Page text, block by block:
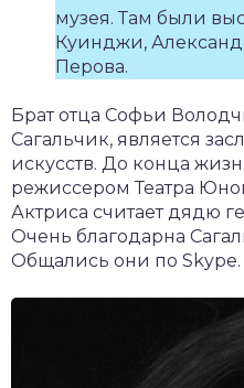
музея. Там были
Куинджи,
Перова.
Брат отца Софьи
Сагальчик, является
искусств. До конца
режиссером Театра
Актриса считает дядю
Очень благодарна
Общались они по Skype.